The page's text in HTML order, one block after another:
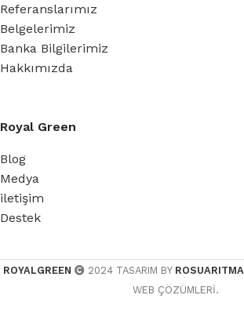
Referanslarımız
Belgelerimiz
Banka Bilgilerimiz
Hakkımızda
Royal Green
Blog
Medya
iletişim
Destek
ROYALGREEN 2024 TASARIM BY ROSUARITMA
WEB ÇÖZÜMLERİ.